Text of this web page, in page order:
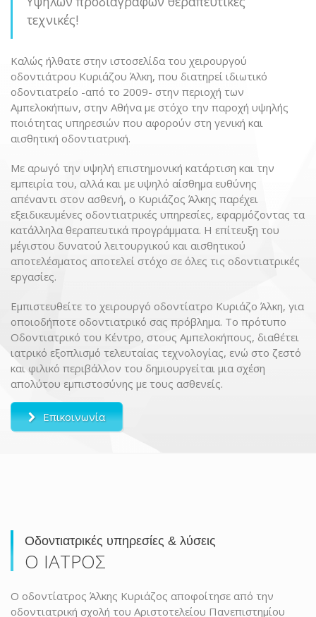
τεχνικές!
Καλώς ήλθατε στην ιστοσελίδα του χειρουργού
οδοντιάτρου Κυριάζου Άλκη, που διατηρεί ιδιωτικό
οδοντιατρείο -από το 2009- στην περιοχή των
Αμπελοκήπων, στην Αθήνα με στόχο την παροχή υψηλής
ποιότητας υπηρεσιών που αφορούν στη γενική και
αισθητική οδοντιατρική.
Με αρωγό την υψηλή επιστημονική κατάρτιση και την
εμπειρία του, αλλά και με υψηλό αίσθημα ευθύνης
απέναντι στον ασθενή, ο Κυριάζος Άλκης παρέχει
εξειδικευμένες οδοντιατρικές υπηρεσίες, εφαρμόζοντας τα
κατάλληλα θεραπευτικά προγράμματα. Η επίτευξη του
μέγιστου δυνατού λειτουργικού και αισθητικού
αποτελέσματος αποτελεί στόχο σε όλες τις οδοντιατρικές
εργασίες.
Εμπιστευθείτε το χειρουργό οδοντίατρο Κυριάζο Άλκη, για
οποιοδήποτε οδοντιατρικό σας πρόβλημα. Το πρότυπο
Οδοντιατρικό του Κέντρο, στους Αμπελοκήπους, διαθέτει
ιατρικό εξοπλισμό τελευταίας τεχνολογίας, ενώ στο ζεστό
και φιλικό περιβάλλον του δημιουργείται μια σχέση
απολύτου εμπιστοσύνης με τους ασθενείς.
Επικοινωνία
Οδοντιατρικές υπηρεσίες & λύσεις
Ο ΙΑΤΡΟΣ
Ο οδοντίατρος Άλκης Κυριάζος αποφοίτησε από την
οδοντιατρική σχολή του Αριστοτελείου Πανεπιστημίου